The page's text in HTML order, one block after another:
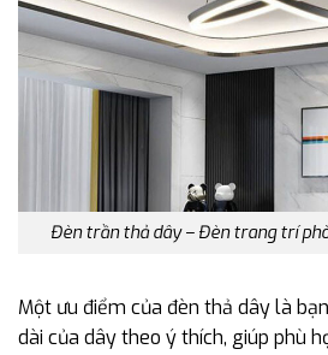
Đèn trần thả dây – Đèn trang trí
Một ưu điểm của đèn thả dây là
dài của dây theo ý thích, giúp phù